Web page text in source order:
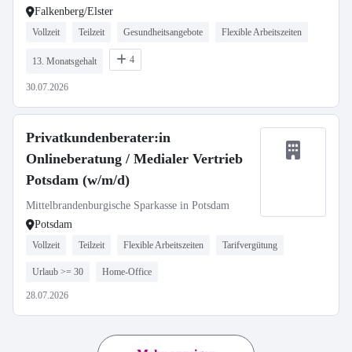
Falkenberg/Elster
Vollzeit Teilzeit Gesundheitsangebote Flexible Arbeitszeiten
13. Monatsgehalt 4
30.07.2026
Privatkundenberater:in
Onlineberatung / Medialer Vertrieb
Potsdam (w/m/d)
Mittelbrandenburgische Sparkasse in Potsdam
Potsdam
Vollzeit Teilzeit Flexible Arbeitszeiten Tarifvergütung
Urlaub >= 30 Home-Office
28.07.2026